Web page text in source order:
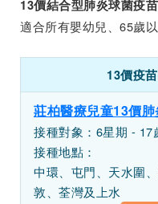
13價結合型肺炎球菌疫
適合所有嬰幼兒、65歲
13價疫
莊柏醫療兒童13價
接種對象：6星期 - 17
接種地點：
中環、屯門、天水圍
敦、荃灣及上水